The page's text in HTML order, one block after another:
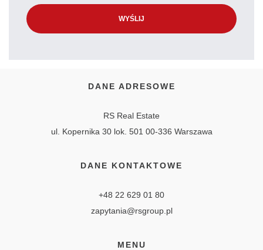
DANE ADRESOWE
RS Real Estate
ul. Kopernika 30 lok. 501 00-336 Warszawa
DANE KONTAKTOWE
+48 22 629 01 80
zapytania@rsgroup.pl
MENU